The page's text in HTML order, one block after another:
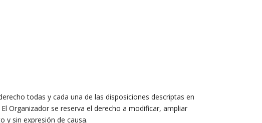
todas y cada una de las disposiciones descriptas en
Organizador se reserva el derecho a modificar, ampliar
y sin expresión de causa.